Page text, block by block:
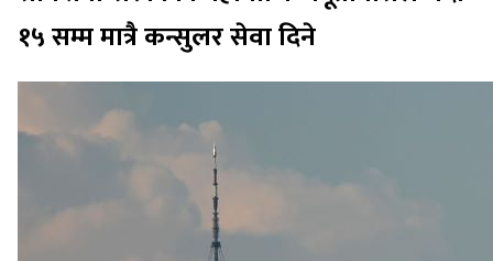
१५ सम्म मात्रै कन्सुलर सेवा दिने